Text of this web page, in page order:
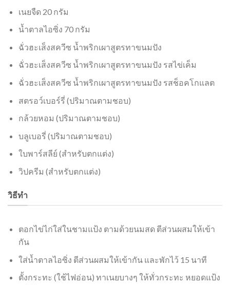
เนยจืด 20 กรัม
น้ำตาลไอซิ่ง 70 กรัม
ฉั่วฮะเส็งสควีซ น้ำพริกเผาสูตรทาขนมปัง
ฉั่วฮะเส็งสควีซ น้ำพริกเผาสูตรทาขนมปัง รสไข่เค็ม
ฉั่วฮะเส็งสควีซ น้ำพริกเผาสูตรทาขนมปัง รสช็อคโกแลต
สตรอว์เบอร์รี่ (ปริมาณตามชอบ)
กล้วยหอม (ปริมาณตามชอบ)
บลูเบอรี่ (ปริมาณตามชอบ)
ใบพาร์สลีย์ (สำหรับตกแต่ง)
วิปครีม (สำหรับตกแต่ง)
วิธีทำ
ตอกไข่ไก่ใส่ในชามแป้ง ตามด้วยนมสด ตีส่วนผสมให้เข้า
กัน
ใส่น้ำตาลไอซิ่ง ตีส่วนผสมให้เข้ากัน และพักไว้ 15 นาที
ตั้งกระทะ (ใช้ไฟอ่อน) ทาเนยบางๆ ให้ทั่วกระทะ หยอดแป้ง